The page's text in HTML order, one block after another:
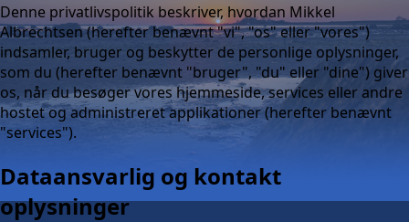
Denne privatlivspolitik beskriver, hvordan Mikkel
Albrechtsen (herefter benævnt "vi", "os" eller "vores")
indsamler, bruger og beskytter de personlige oplysninger,
som du (herefter benævnt "bruger", "du" eller "dine") giver
os, når du besøger vores hjemmeside, services eller andre
hostet og administreret applikationer (herefter benævnt
"services").
Dataansvarlig og kontakt
oplysninger